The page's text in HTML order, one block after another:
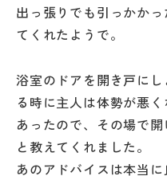
リフォー
ムメニュ
キッチン
バスルー
ム
イベン
施工事
お客
声
出っ張りでも引っかか
てくれたようで。
浴室のドアを開き戸に
る時に主人は体勢が悪
あったので、その場で
と教えてくれました。
あのアドバイスは本当